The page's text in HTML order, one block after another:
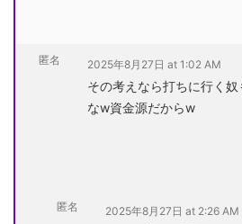
匿名 2025年8月27日 at 1:02 AM
その考えなら打ちに行く
なw資金源だからw
匿名 2025年8月27日 at 2:26 AM